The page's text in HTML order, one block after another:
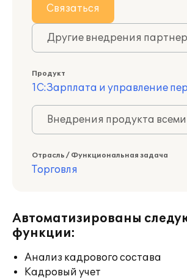
Связаться
Другие внедрения
Продукт
1С:Зарплата и управление
Внедрения продукта
Отрасль / Функциональная задача
Торговля
Автоматизированы
функции:
Анализ кадрового состава
Кадровый учет